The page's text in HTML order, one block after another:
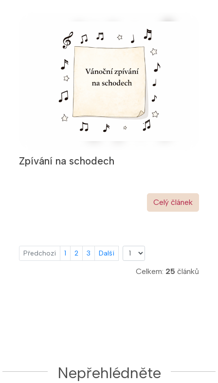
Zpívání na schodech
Celý článek
Předchozí 1 2 3 Další
Celkem: 25 článků
Nepřehlédněte